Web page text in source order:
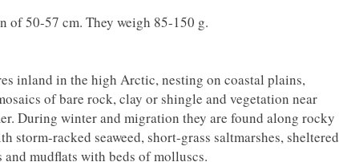
of 50-57 cm. They weigh 85-150 g.
inland in the high Arctic, nesting on coastal plains,
of bare rock, clay or shingle and vegetation near
During winter and migration they are found along rocky
storm-racked seaweed, short-grass saltmarshes, sheltered
and mudflats with beds of molluscs.